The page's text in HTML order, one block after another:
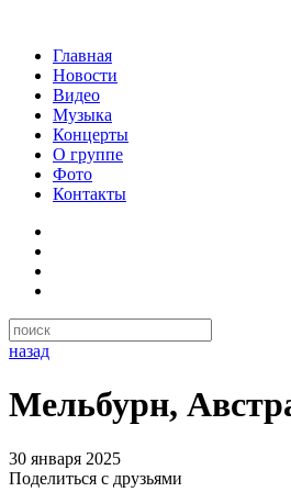
Главная
Новости
Видео
Музыка
Концерты
О группе
Фото
Контакты
назад
Мельбурн,
30 января 2025
Поделиться с друзьями